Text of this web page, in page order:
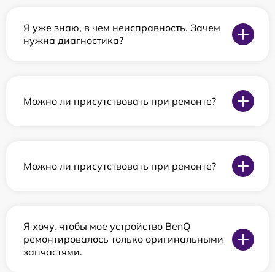
Я уже знаю, в чем неисправность. Зачем
нужна диагностика?
Можно ли присутствовать при ремонте?
Можно ли присутствовать при ремонте?
Я хочу, чтобы мое устройство BenQ
ремонтировалось только оригинальными
запчастями.